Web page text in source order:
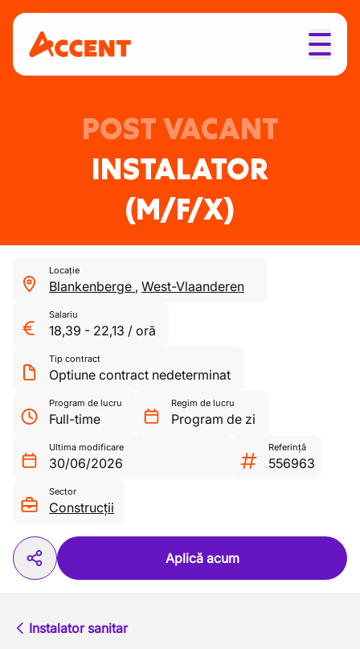
POST VACANT
INSTALATOR
(M/F/X)
Locație
Blankenberge , West-Vlaanderen
Salariu
18,39 - 22,13 / oră
Tip contract
Optiune contract nedeterminat
Program de lucru
Full-time
Regim de lucru
Program de zi
Ultima modificare
30/06/2026
Referință
556963
Sector
Construcții
Aplică acum
Instalator sanitar